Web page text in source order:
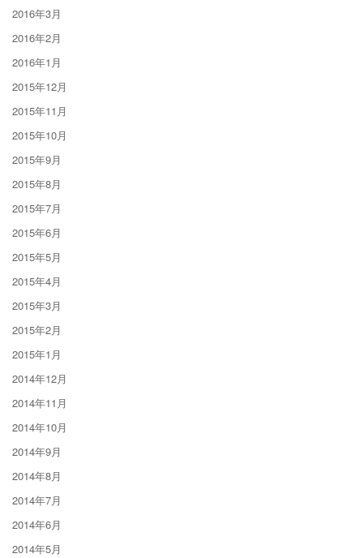
2016年3月
2016年2月
2016年1月
2015年12月
2015年11月
2015年10月
2015年9月
2015年8月
2015年7月
2015年6月
2015年5月
2015年4月
2015年3月
2015年2月
2015年1月
2014年12月
2014年11月
2014年10月
2014年9月
2014年8月
2014年7月
2014年6月
2014年5月